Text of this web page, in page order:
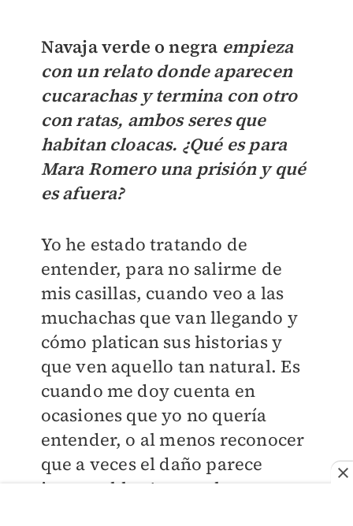
Navaja verde o negra empieza
con un relato donde aparecen
cucarachas y termina con otro
con ratas, ambos seres que
habitan cloacas. ¿Qué es para
Mara Romero una prisión y qué
es afuera?
Yo he estado tratando de
entender, para no salirme de
mis casillas, cuando veo a las
muchachas que van llegando y
cómo platican sus historias y
que ven aquello tan natural. Es
cuando me doy cuenta en
ocasiones que yo no quería
entender, o al menos reconocer
que a veces el daño parece
irreparable. A veces las